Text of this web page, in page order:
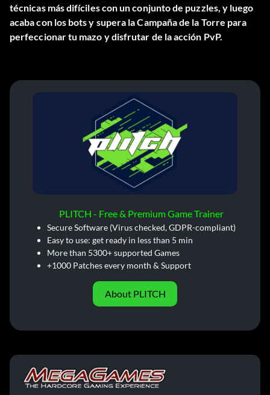
técnicas más difíciles con un conjunto de puzzles, y luego
acaba con los bots y supera la Campaña de la Torre para
perfeccionar tu mazo y disfrutar de la acción PvP.
PLITCH - Free & Premium Game Trainer
Secure Software (Virus checked, GDPR-compliant)
Easy to use: get ready in less than 5 min
More than 5300+ supported Games
+1000 Patches every month & Support
About PLITCH